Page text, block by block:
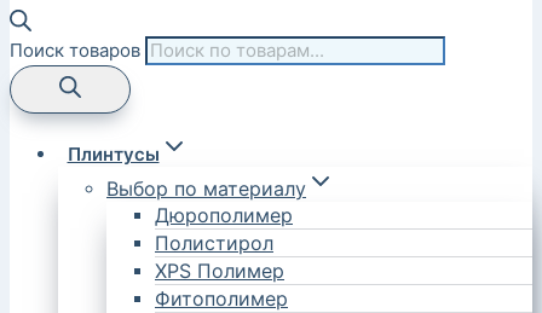
Поиск товаров
Плинтусы
Выбор по материалу
Дюрополимер
Полистирол
XPS Полимер
Фитополимер